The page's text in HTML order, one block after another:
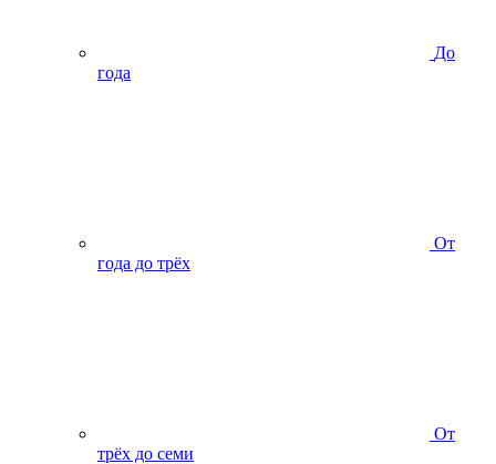
До
года
От
года до трёх
От
трёх до семи